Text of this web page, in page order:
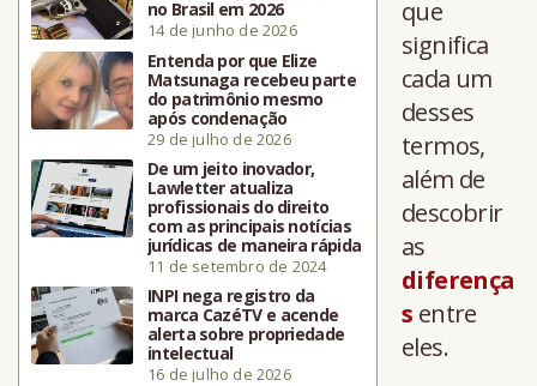
no Brasil em 2026
14 de junho de 2026
Entenda por que Elize
Matsunaga recebeu parte
do patrimônio mesmo
após condenação
29 de julho de 2026
De um jeito inovador,
Lawletter atualiza
profissionais do direito
com as principais notícias
jurídicas de maneira rápida
11 de setembro de 2024
INPI nega registro da
marca CazéTV e acende
alerta sobre propriedade
intelectual
16 de julho de 2026
que
significa
cada um
desses
termos,
além de
descobrir
as
diferença
s entre
eles.